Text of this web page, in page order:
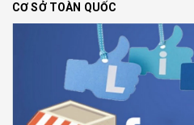
CƠ SỞ TOÀN QUỐC